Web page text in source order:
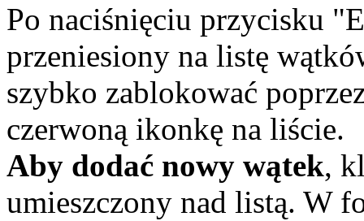
Po naciśnięciu przycisku
przeniesiony na listę
szybko zablokować
czerwoną ikonkę na liście.
Aby dodać nowy wątek,
umieszczony nad listą. W